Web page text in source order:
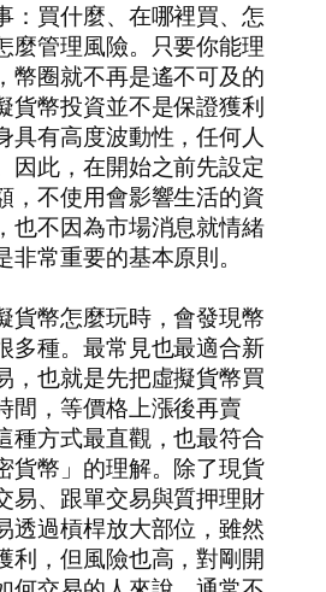
：買什麼、在哪裡買、怎
麼管理風險。只要你能理
幣圈就不再是遙不可及的
貨幣投資並不是保證獲利
具有高度波動性，任何人
因此，在開始之前先設定
，不使用會影響生活的資
也不因為市場消息就情緒
常重要的基本原則。
貨幣怎麼玩時，會發現幣
多種。最常見也最適合新
，也就是先把虛擬貨幣買
間，等價格上漲後再賣
種方式最直觀，也最符合
貨幣」的理解。除了現貨
易、跟單交易與質押理財
透過槓桿放大部位，雖然
利，但風險也高，對剛開